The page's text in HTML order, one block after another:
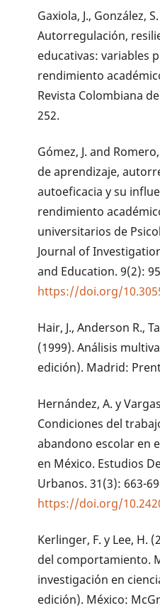
Gaxiola, J., González,
Autorregulación,
educativas: variables
rendimiento
Revista Colombiana
252.
Gómez, J. and
de aprendizaje,
autoeficacia y su
rendimiento
universitarios de
Journal of
and Education. 9(2):
https://doi.org/
Hair, J., Anderson R.,
(1999). Análisis
edición). Madrid:
Hernández, A. y
Condiciones del
abandono escolar en
en México. Estudios
Urbanos. 31(3): 663-
https://doi.org/
Kerlinger, F. y Lee, H.
del comportamiento.
investigación en
edición). México: